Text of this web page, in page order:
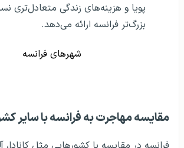
پویا و هزینه‌های زندگی متعادل‌تری
بزرگ‌تر فرانسه ارائه می‌دهد.
شهرهای فرانسه
مقایسه مهاجرت به فرانسه با سایر